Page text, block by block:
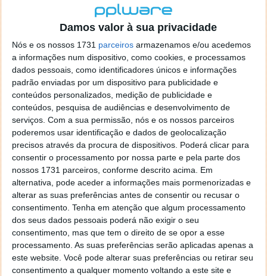
Damos valor à sua privacidade
Nós e os nossos 1731 parceiros armazenamos e/ou acedemos
a informações num dispositivo, como cookies, e processamos
dados pessoais, como identificadores únicos e informações
padrão enviadas por um dispositivo para publicidade e
conteúdos personalizados, medição de publicidade e
conteúdos, pesquisa de audiências e desenvolvimento de
serviços. Com a sua permissão, nós e os nossos parceiros
poderemos usar identificação e dados de geolocalização
precisos através da procura de dispositivos. Poderá clicar para
consentir o processamento por nossa parte e pela parte dos
nossos 1731 parceiros, conforme descrito acima. Em
alternativa, pode aceder a informações mais pormenorizadas e
alterar as suas preferências antes de consentir ou recusar o
consentimento. Tenha em atenção que algum processamento
dos seus dados pessoais poderá não exigir o seu
consentimento, mas que tem o direito de se opor a esse
processamento. As suas preferências serão aplicadas apenas a
este website. Você pode alterar suas preferências ou retirar seu
consentimento a qualquer momento voltando a este site e
o firefox como browser predefenido
de control tudo e nada. Tou a comecar a desesperar, ate ja
tentei apagar o explorer na tentativa de forçar o uso do
firefox mas em vao. Kaso te lembres de outra dica fico
agradecido, caso contrario obrigado a mesma
Responder
Vítor M.
7 de Novembro de 2005 às 01:39
@Reporter
Desculpa mas o link funciona. Seja como for segue por mail
o MSn Messenger 8.
Responder
Vítor M.
7 de Novembro de 2005 às 11:21
@Rui
Tens de encontrar o que te falei. Faz da seguinte maneira,
janela iniciar e no topo dessa janela com o botão direito do
rato faz propriedades. Depois no separador Menu ‘Iniciar’
clica no botão ‘Personalizar’ aí encontrarás no separador
geral a opção para escolheres o Browser com que queres